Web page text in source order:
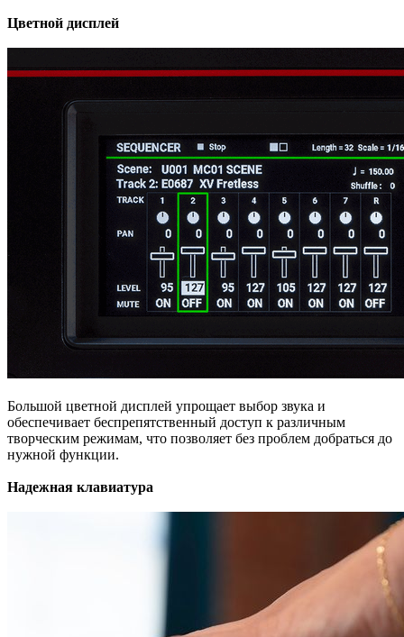
Цветной дисплей
Большой цветной дисплей упрощает выбор звука и
обеспечивает беспрепятственный доступ к различным
творческим режимам, что позволяет без проблем добраться до
нужной функции.
Надежная клавиатура